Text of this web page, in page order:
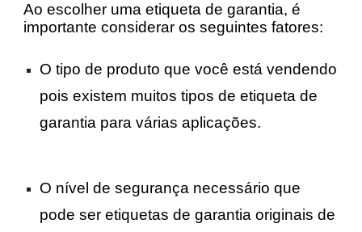
Ao escolher uma etiqueta de garantia, é
importante considerar os seguintes fatores:
O tipo de produto que você está vendendo
pois existem muitos tipos de etiqueta de
garantia para várias aplicações.
O nível de segurança necessário que
pode ser etiquetas de garantia originais de